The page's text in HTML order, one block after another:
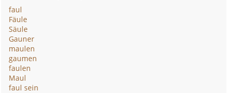
faul
Fäule
Säule
Gauner
maulen
gaumen
faulen
Maul
faul sein